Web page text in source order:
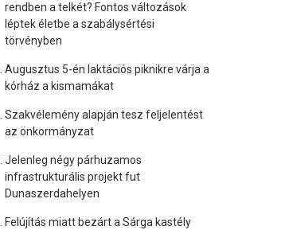
rendben a telkét? Fontos változások
léptek életbe a szabálysértési
törvényben
Augusztus 5-én laktációs piknikre várja a
kórház a kismamákat
Szakvélemény alapján tesz feljelentést
az önkormányzat
Jelenleg négy párhuzamos
infrastrukturális projekt fut
Dunaszerdahelyen
Felújítás miatt bezárt a Sárga kastély